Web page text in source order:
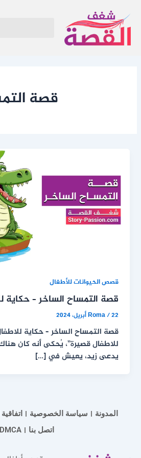
إلى
المحتوى
قصة
قصص الحيوانات للأطفال
قصة التمساح الساخر – حكاية
Roma/22 أبريل، 2024
قصة التمساح الساخر – حكاية
للاطفال قصيرة”، يُحكى أنه كان
يدعى زيد، يعيش في […]
المدونة سياسة الخصوصية
اتصل بنا
DMCA